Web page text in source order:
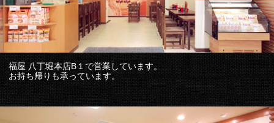
福屋 八丁堀本店B１で営業しています。
お持ち帰りも承っています。